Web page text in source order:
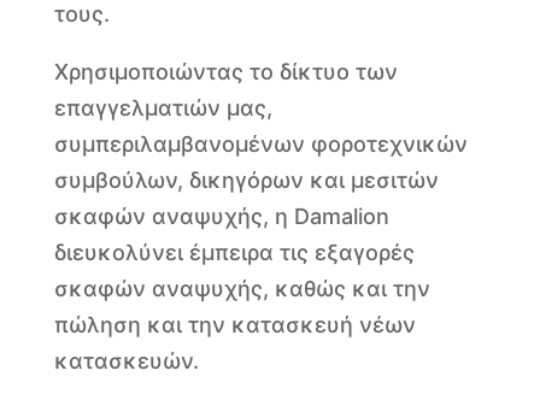
τους.
Χρησιμοποιώντας το δίκτυο των
επαγγελματιών μας,
συμπεριλαμβανομένων φοροτεχνικών
συμβούλων, δικηγόρων και μεσιτών
σκαφών αναψυχής, η Damalion
διευκολύνει έμπειρα τις εξαγορές
σκαφών αναψυχής, καθώς και την
πώληση και την κατασκευή νέων
κατασκευών.